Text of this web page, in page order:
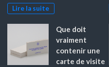
Lire la suite
Que doit
vraiment
contenir une
carte de visite